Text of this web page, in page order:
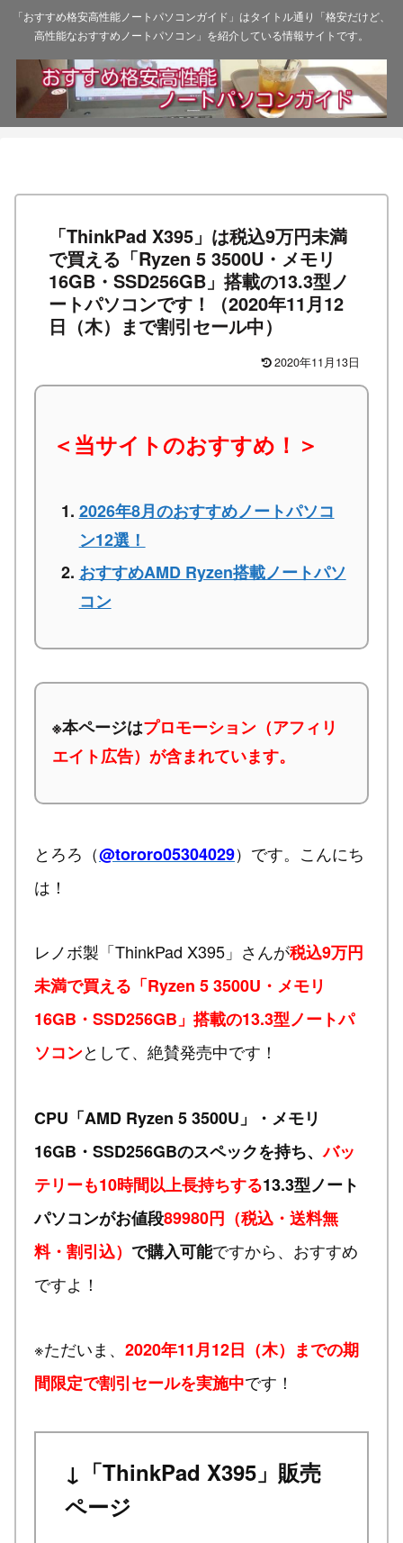
「おすすめ格安高性能ノートパソコンガイド」はタイトル通り「格安だけど、
高性能なおすすめノートパソコン」を紹介している情報サイトです。
「ThinkPad X395」は税込9万円未満
で買える「Ryzen 5 3500U・メモリ
16GB・SSD256GB」搭載の13.3型ノ
ートパソコンです！（2020年11月12
日（木）まで割引セール中）
2020年11月13日
＜当サイトのおすすめ！＞
2026年8月のおすすめノートパソコ
ン12選！
おすすめAMD Ryzen搭載ノートパソ
コン
※本ページはプロモーション（アフィリ
エイト広告）が含まれています。
とろろ（@tororo05304029）です。こんにち
は！
レノボ製「ThinkPad X395」さんが税込9万円
未満で買える「Ryzen 5 3500U・メモリ
16GB・SSD256GB」搭載の13.3型ノートパ
ソコンとして、絶賛発売中です！
CPU「AMD Ryzen 5 3500U」・メモリ
16GB・SSD256GBのスペックを持ち、バッ
テリーも10時間以上長持ちする13.3型ノート
パソコンがお値段89980円（税込・送料無
料・割引込） で購入可能ですから、おすすめ
ですよ！
※ただいま、 2020年11月12日（木）までの期
間限定で割引セールを実施中です！
↓「ThinkPad X395」販売
ページ